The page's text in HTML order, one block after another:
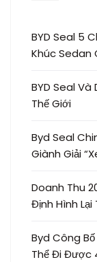
BYD Seal 5
Khúc Sedan
BYD Seal
Thế Giới
Byd Seal
Giành Giải
Doanh Thu
Định Hình
Byd Công
Thể Đi Được